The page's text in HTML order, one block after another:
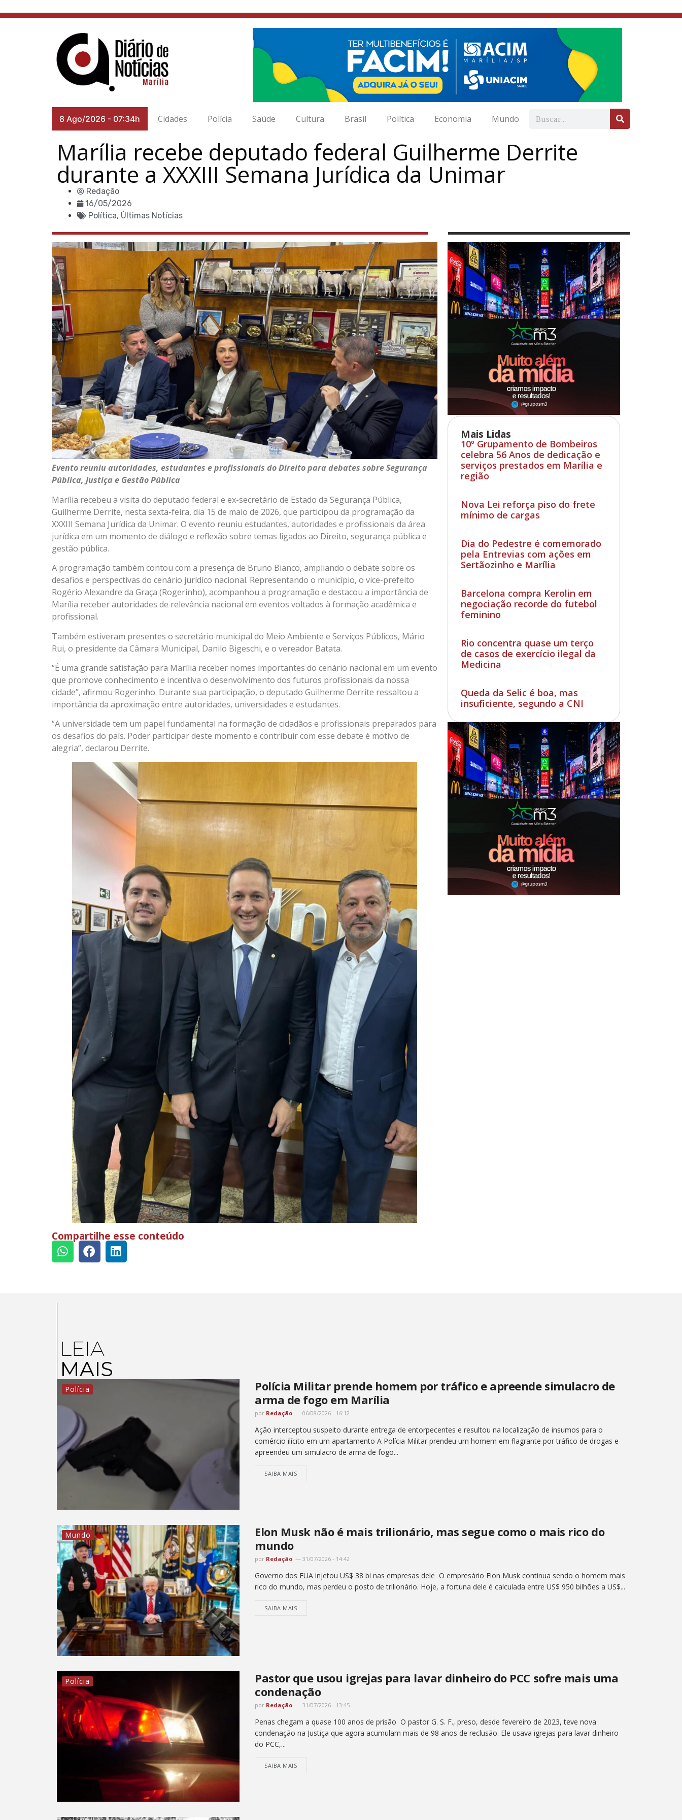
8 Ago/2026 - 07:34h Cidades Polícia Saúde Cultura Brasil Política Economia Mundo
Marília recebe deputado federal Guilherme Derrite
durante a XXXIII Semana Jurídica da Unimar
Redação
16/05/2026
Política, Últimas Notícias
Mais Lidas
10º Grupamento de Bombeiros
celebra 56 Anos de dedicação e
serviços prestados em Marília e
região
Nova Lei reforça piso do frete
mínimo de cargas
Dia do Pedestre é comemorado
pela Entrevias com ações em
Sertãozinho e Marília
Barcelona compra Kerolin em
negociação recorde do futebol
feminino
Rio concentra quase um terço
de casos de exercício ilegal da
Medicina
Queda da Selic é boa, mas
insuficiente, segundo a CNI
Evento reuniu autoridades, estudantes e profissionais do Direito para debates sobre Segurança
Pública, Justiça e Gestão Pública
Marília recebeu a visita do deputado federal e ex-secretário de Estado da Segurança Pública,
Guilherme Derrite, nesta sexta-feira, dia 15 de maio de 2026, que participou da programação da
XXXIII Semana Jurídica da Unimar. O evento reuniu estudantes, autoridades e profissionais da área
jurídica em um momento de diálogo e reflexão sobre temas ligados ao Direito, segurança pública e
gestão pública.
A programação também contou com a presença de Bruno Bianco, ampliando o debate sobre os
desafios e perspectivas do cenário jurídico nacional. Representando o município, o vice-prefeito
Rogério Alexandre da Graça (Rogerinho), acompanhou a programação e destacou a importância de
Marília receber autoridades de relevância nacional em eventos voltados à formação acadêmica e
profissional.
Também estiveram presentes o secretário municipal do Meio Ambiente e Serviços Públicos, Mário
Rui, o presidente da Câmara Municipal, Danilo Bigeschi, e o vereador Batata.
“É uma grande satisfação para Marília receber nomes importantes do cenário nacional em um evento
que promove conhecimento e incentiva o desenvolvimento dos futuros profissionais da nossa
cidade”, afirmou Rogerinho. Durante sua participação, o deputado Guilherme Derrite ressaltou a
importância da aproximação entre autoridades, universidades e estudantes.
“A universidade tem um papel fundamental na formação de cidadãos e profissionais preparados para
os desafios do país. Poder participar deste momento e contribuir com esse debate é motivo de
alegria”, declarou Derrite.
Compartilhe esse conteúdo
LEIA
MAIS
Polícia
Polícia Militar prende homem por tráfico e apreende simulacro de
arma de fogo em Marília
por Redação 06/08/2026 - 16:12
Ação interceptou suspeito durante entrega de entorpecentes e resultou na localização de insumos para o
comércio ilícito em um apartamento A Polícia Militar prendeu um homem em flagrante por tráfico de drogas e
apreendeu um simulacro de arma de fogo...
SAIBA MAIS
Mundo
Elon Musk não é mais trilionário, mas segue como o mais rico do
mundo
por Redação 31/07/2026 - 14:42
Governo dos EUA injetou US$ 38 bi nas empresas dele O empresário Elon Musk continua sendo o homem mais
rico do mundo, mas perdeu o posto de trilionário. Hoje, a fortuna dele é calculada entre US$ 950 bilhões a US$...
SAIBA MAIS
Polícia
Pastor que usou igrejas para lavar dinheiro do PCC sofre mais uma
condenação
por Redação 31/07/2026 - 13:45
Penas chegam a quase 100 anos de prisão O pastor G. S. F., preso, desde fevereiro de 2023, teve nova
condenação na Justiça que agora acumulam mais de 98 anos de reclusão. Ele usava igrejas para lavar dinheiro
do PCC,...
SAIBA MAIS